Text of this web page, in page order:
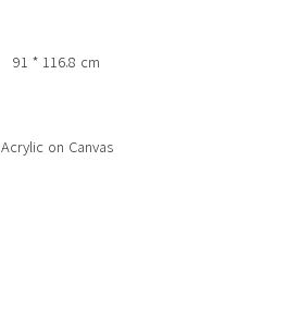
91 * 116.8 cm
Acrylic on Canvas